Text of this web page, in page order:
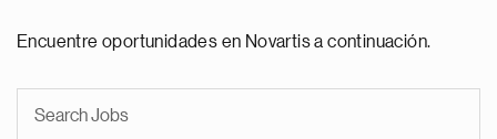
Encuentre oportunidades en Novartis a continuación.